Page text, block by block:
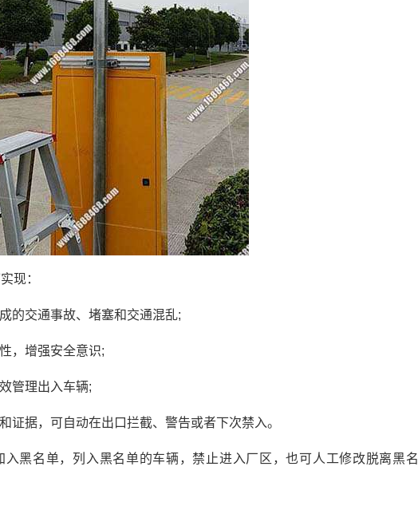
现：
的交通事故、堵塞和交通混乱;
，增强安全意识;
管理出入车辆;
证据，可自动在出口拦截、警告或者下次禁入。
黑名单，列入黑名单的车辆，禁止进入厂区，也可人工修改脱离黑名